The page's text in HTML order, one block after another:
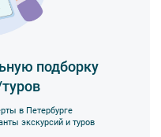
подборку
в Петербурге
экскурсий и туров